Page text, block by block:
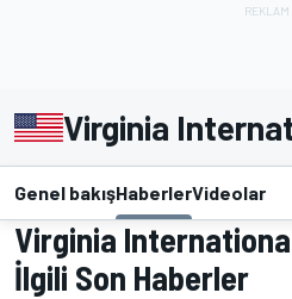
Virginia
Genel bakışHaberlerVideolar
Virginia
İlgili Son Haberler